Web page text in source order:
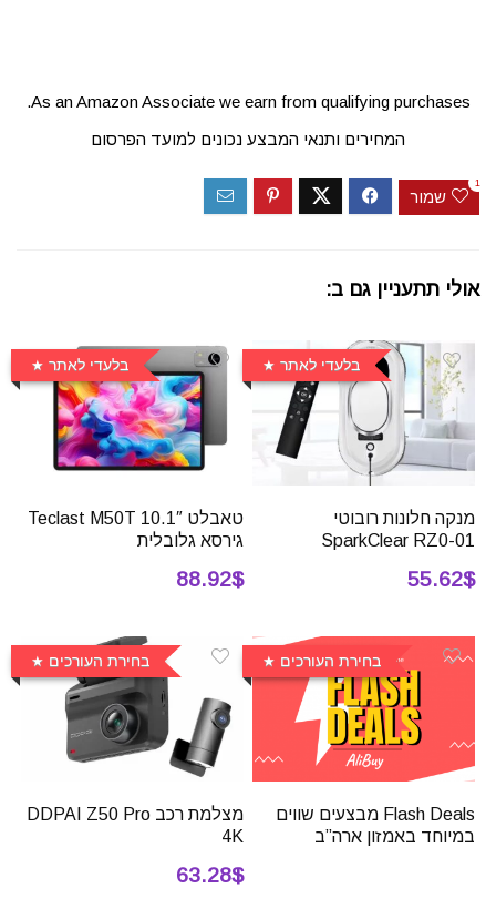
As an Amazon Associate we earn from qualifying purchases.
המחירים ותנאי המבצע נכונים למועד הפרסום
שמור
1
אולי תתעניין גם ב:
בלעדי לאתר
מנקה חלונות רובוטי
SparkClear RZ0-01
55.62$
בלעדי לאתר
טאבלט 10.1″ Teclast M50T
גירסא גלובלית
88.92$
בחירת העורכים
Flash Deals מבצעים שווים
במיוחד באמזון ארה”ב
בחירת העורכים
מצלמת רכב DDPAI Z50 Pro
4K
63.28$